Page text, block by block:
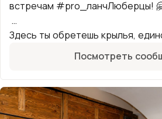
встречам #pro_ланчЛюберцы!
Здесь ты обретешь крылья,
расширишь деловые связи,
создашь новые коллаборации! Я
Посмотреть